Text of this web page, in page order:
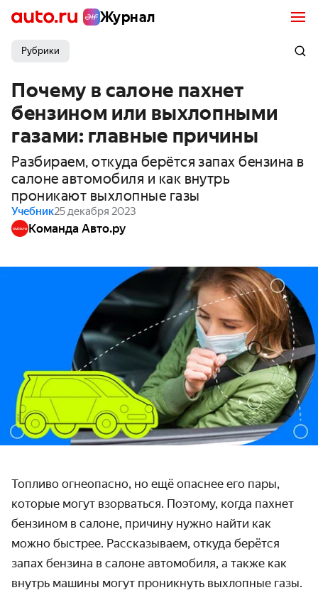
Журнал
Рубрики
Почему в салоне пахнет
бензином или выхлопными
газами: главные причины
Разбираем, откуда берётся запах бензина в
салоне автомобиля и как внутрь
проникают выхлопные газы
Учебник25 декабря 2023
Команда Авто.ру
Топливо огнеопасно, но ещё опаснее его пары,
которые могут взорваться. Поэтому, когда пахнет
бензином в салоне, причину нужно найти как
можно быстрее. Рассказываем, откуда берётся
запах бензина в салоне автомобиля, а также как
внутрь машины могут проникнуть выхлопные газы.